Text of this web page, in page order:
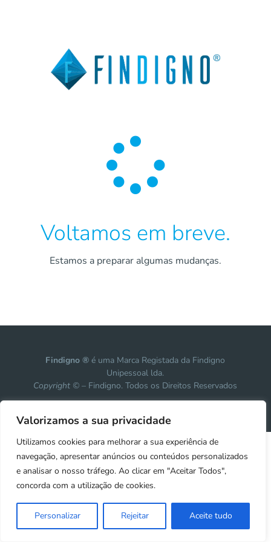
Valorizamos a sua privacidade
Utilizamos cookies para melhorar a sua experiência de
navegação, apresentar anúncios ou conteúdos personalizados
e analisar o nosso tráfego. Ao clicar em "Aceitar Todos",
concorda com a utilização de cookies.
Personalizar Rejeitar Aceite tudo

Voltamos em breve.
Estamos a preparar algumas mudanças.
Findigno ® é uma Marca Registada da Findigno
Unipessoal lda.
Copyright © – Findigno. Todos os Direitos Reservados